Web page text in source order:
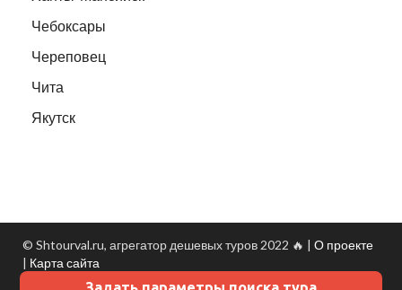
Чебоксары
Череповец
Чита
Якутск
© Shtourval.ru, агрегатор дешевых туров 2022 🔥 | О проекте
| Карта сайта